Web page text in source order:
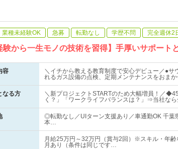
業種未経験OK 急募 転勤なし 学歴不問 完全週休2
験から一生モノの技術を習得】手厚いサポート
容
＼イチから教える教育制度で安心デビュー／●
れるガス設備の点検、定期メンテナンスをおま
なる方
＼新プロジェクトSTARTのため大幅増員！／
く？」「ワークライフバランスは？」⇒当社なら
◎転勤なし／UIターン支援あり／車通勤OK 千
本…
月給25万円～32万円（賞与2回）※スキル・年
月あり（条件は同じです…